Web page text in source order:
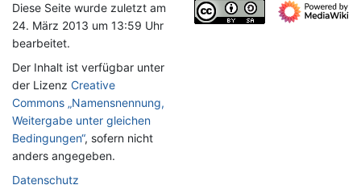
Diese Seite wurde zuletzt am
24. März 2013 um 13:59 Uhr
bearbeitet.
Der Inhalt ist verfügbar unter
der Lizenz Creative
Commons „Namensnennung,
Weitergabe unter gleichen
Bedingungen“, sofern nicht
anders angegeben.
Datenschutz